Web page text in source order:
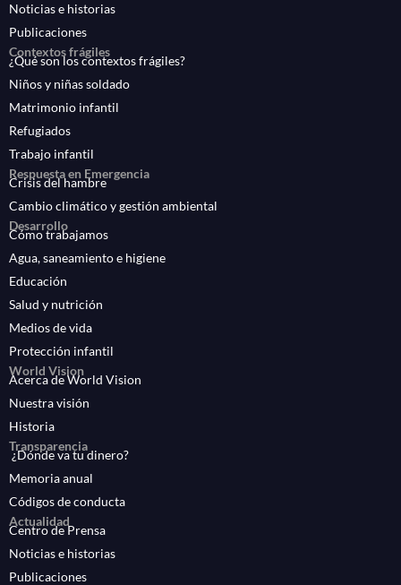
Noticias e historias
Publicaciones
Contextos frágiles
¿Qué son los contextos frágiles?
Niños y niñas soldado
Matrimonio infantil
Refugiados
Trabajo infantil
Respuesta en Emergencia
Crisis del hambre
Cambio climático y gestión ambiental
Desarrollo
Cómo trabajamos
Agua, saneamiento e higiene
Educación
Salud y nutrición
Medios de vida
Protección infantil
World Vision
Acerca de World Vision
Nuestra visión
Historia
Transparencia
¿Dónde va tu dinero?
Memoria anual
Códigos de conducta
Actualidad
Centro de Prensa
Noticias e historias
Publicaciones